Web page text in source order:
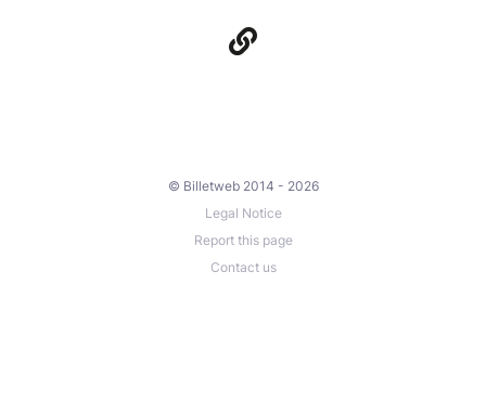
© Billetweb 2014 - 2026
Legal Notice
Report this page
Contact us